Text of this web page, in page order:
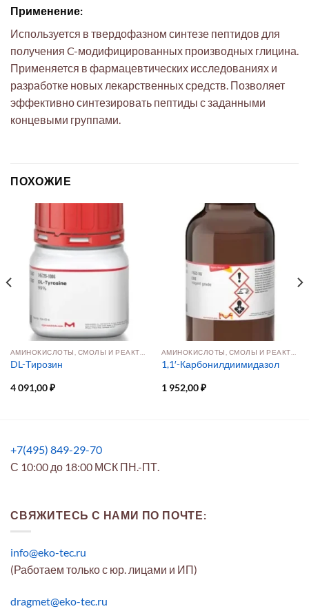
Применение:
Используется в твердофазном синтезе пептидов для
получения C-модифицированных производных глицина.
Применяется в фармацевтических исследованиях и
разработке новых лекарственных средств. Позволяет
эффективно синтезировать пептиды с заданными
концевыми группами.
ПОХОЖИЕ
DL-Тирозин
4 091,00₽
1,1′-Карбонилдиимидазол
1 952,00₽
+7(495) 849-29-70
С 10:00 до 18:00 МСК ПН.-ПТ.
СВЯЖИТЕСЬ С НАМИ ПО ПОЧТЕ:
info@eko-tec.ru
(Работаем только с юр. лицами и ИП)
dragmet@eko-tec.ru